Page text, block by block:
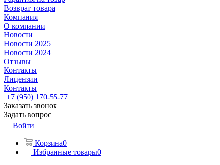
Возврат товара
Компания
О компании
Новости
Новости 2025
Новости 2024
Отзывы
Контакты
Лицензии
Контакты
+7 (950) 170-55-77
Заказать звонок
Задать вопрос
Войти
Корзина0
Избранные товары0